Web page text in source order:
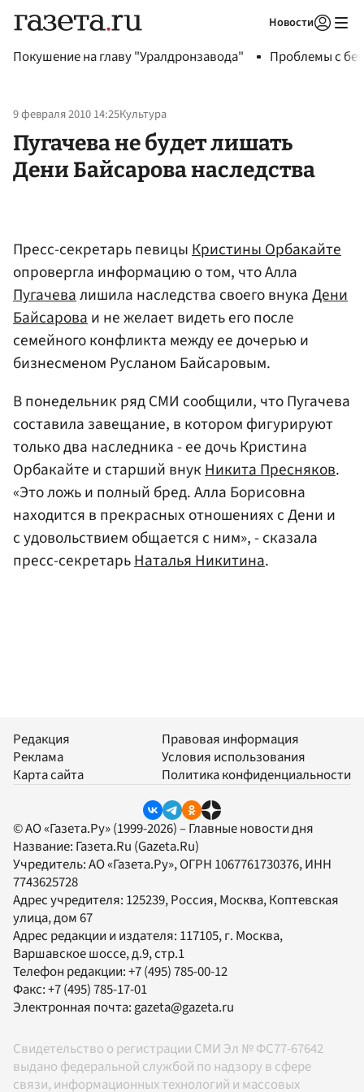
Новости
Покушение на главу "Уралдронзавода" Проблемы с
9 февраля 2010 14:25Культура
Пугачева не будет лишать
Дени Байсарова наследства
Пресс-секретарь певицыКристины Орбакайте
опровергла информацию о том, что Алла
Пугачевалишила наследства своего внукаДени
Байсароваи не желает видеть его после
семейного конфликта между ее дочерью и
бизнесменом Русланом Байсаровым.
В понедельник ряд СМИ сообщили, что Пугачева
составила завещание, в котором фигурируют
только два наследника - ее дочь Кристина
Орбакайте и старший внукНикита Пресняков.
«Это ложь и полный бред. Алла Борисовна
находится в прекрасных отношениях с Дени и
с удовольствием общается с ним», - сказала
пресс-секретарьНаталья Никитина.
Редакция
Реклама
Карта сайта
Правовая информация
Условия использования
Политика конфиденциальности
© АО «Газета.Ру» (1999-2026) – Главные новости дня
Название: Газета.Ru (Gazeta.Ru)
Учредитель:АО «Газета.Ру», ОГРН 1067761730376, ИНН
7743625728
Адрес учредителя: 125239, Россия, Москва, Коптевская
улица, дом 67
Адрес редакции и издателя: 117105, г. Москва,
Варшавское шоссе, д.9, стр.1
Телефон редакции:+7 (495) 785-00-12
Факс:+7 (495) 785-17-01
Электронная почта:gazeta@gazeta.ru
Свидетельство о регистрации СМИ Эл № ФС77-67642
выдано федеральной службой по надзору в сфере
связи, информационных технологий и массовых